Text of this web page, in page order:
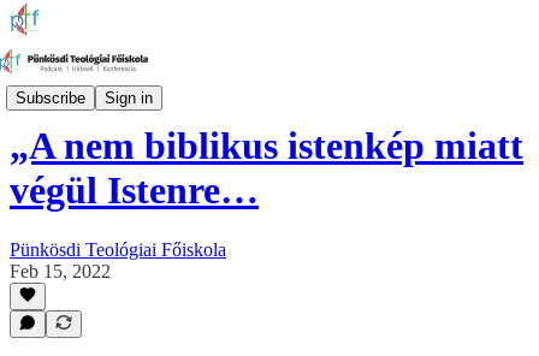
Subscribe Sign in
Eleven Podcast
„A nem biblikus istenkép miatt
végül Istenre…
Pünkösdi Teológiai Főiskola
Feb 15, 2022